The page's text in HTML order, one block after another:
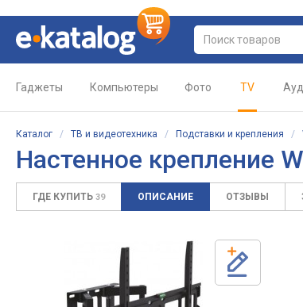
Гаджеты Компьютеры Фото TV
Каталог / ТВ и видеотехника / Подставки и крепления /
Настенное крепление
ГДЕ КУПИТЬ 39 ОПИСАНИЕ ОТЗЫВЫ